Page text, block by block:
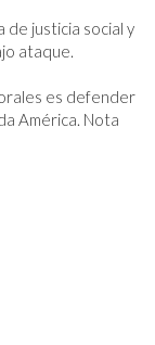
de justicia social y
ataque.
es defender
América. Nota